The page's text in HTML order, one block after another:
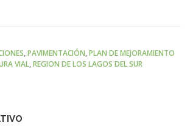
,PAVIMENTACIÓN,PLAN DE MEJORAMIENTO
VIAL,REGION DE LOS LAGOS DEL SUR